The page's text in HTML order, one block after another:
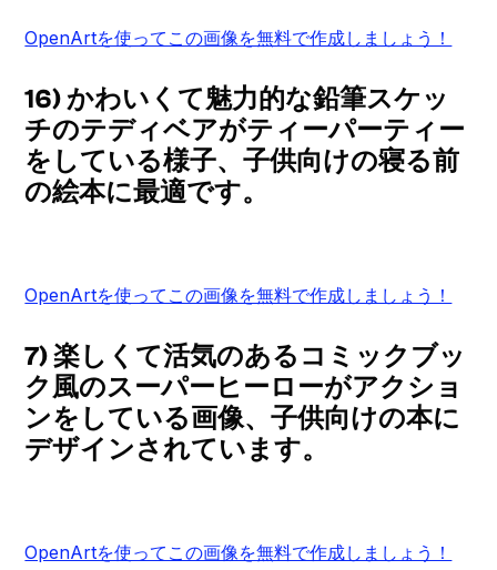
OpenArtを使ってこの画像を無料で作成しましょう！
16) かわいくて魅力的な鉛筆スケッ
チのテディベアがティーパーティー
をしている様子、子供向けの寝る前
の絵本に最適です。
OpenArtを使ってこの画像を無料で作成しましょう！
7) 楽しくて活気のあるコミックブッ
ク風のスーパーヒーローがアクショ
ンをしている画像、子供向けの本に
デザインされています。
OpenArtを使ってこの画像を無料で作成しましょう！